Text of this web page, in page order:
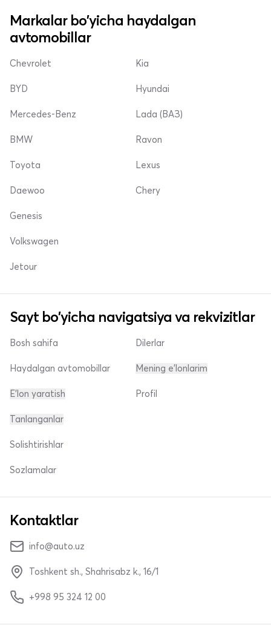
Markalar bo'yicha haydalgan
avtomobillar
Chevrolet
BYD
Mercedes-Benz
Kia
Hyundai
Lada (ВАЗ)
BMW
Toyota
Daewoo
Ravon
Lexus
Chery
Genesis
Volkswagen
Jetour
Sayt bo'yicha navigatsiya va rekvizitlar
Bosh sahifa
Haydalgan avtomobillar
E'lon yaratish
Dilerlar
Mening e'lonlarim
Profil
Tanlanganlar
Solishtirishlar
Sozlamalar
Kontaktlar
info@auto.uz
Toshkent sh., Shahrisabz k., 16/1
+998 95 324 12 00